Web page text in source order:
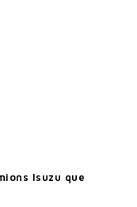
Isuzu que